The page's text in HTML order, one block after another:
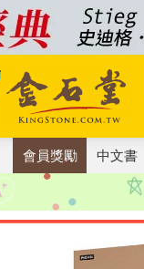
會員獎勵 中文書